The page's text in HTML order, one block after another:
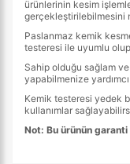
ürünlerinin kesim
gerçekleştirilebilmesini
Paslanmaz kemik kesme
testeresi ile uyumlu
Sahip olduğu sağlam ve
yapabilmenize
Kemik testeresi yedek
kullanımlar
Not: Bu ürünün garanti